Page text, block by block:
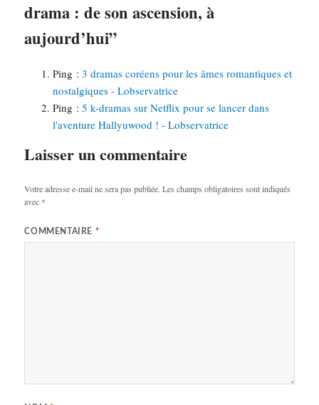
drama : de son ascension, à
aujourd’hui”
Ping :3 dramas coréens pour les âmes romantiques et
nostalgiques - Lobservatrice
Ping :5 k-dramas sur Netflix pour se lancer dans
l'aventure Hallyuwood ! - Lobservatrice
Laisser un commentaire
Votre adresse e-mail ne sera pas publiée. Les champs obligatoires sont indiqués
avec *
COMMENTAIRE *